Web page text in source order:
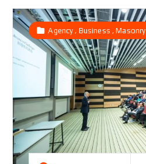
Agency , Business ,Masonry